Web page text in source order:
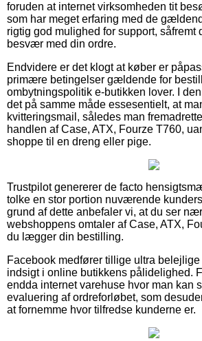
foruden at internet virksomheden tit
som har meget erfaring med de
rigtig god mulighed for support, såfremt
besvær med din ordre.
Endvidere er det klogt at køber er
primære betingelser gældende for
ombytningspolitik e-butikken lover. I
det på samme måde essesentielt, at
kvitteringsmail, således man
handlen af Case, ATX, Fourze T760,
shoppe til en dreng eller pige.
Trustpilot genererer de facto
tolke en stor portion nuværende
grund af dette anbefaler vi, at du ser
webshoppens omtaler af Case, ATX,
du lægger din bestilling.
Facebook medfører tillige ultra belejlige
indsigt i online butikkens pålidelighed.
endda internet varehuse hvor man kan
evaluering af ordreforløbet, som
at fornemme hvor tilfredse kunderne er.